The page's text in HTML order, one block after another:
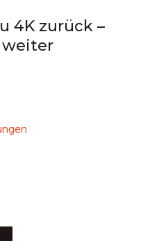
4K zurück –
weiter